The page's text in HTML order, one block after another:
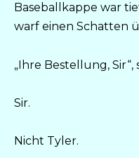
Baseballkappe war
warf einen Schatten
„Ihre Bestellung, Sir“,
Sir.
Nicht Tyler.